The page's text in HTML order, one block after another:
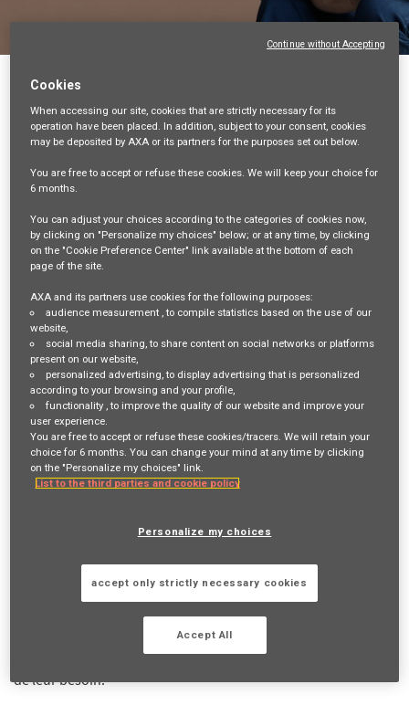
Back
Mandataire d’Assurance (F/H) - Indépendant -
Dpt 04
04-ALPES-DE-HAUTE-PROVENCE, FR, 99999
35446
Get future jobs matching this search
Login
Job Description
VOTRE RÔLE ET VOS MISSIONS
En recherche d'une activité àtemps plein
? Vous cherchez un métier d'indépendant
travailler en totaleautonomie? C'est possible avec nous !
Devenir Mandataire d'Assurance, c'est contribuer chaque jour
" en mettant en contact des
réseauavec des experts AXA en fonction
de leur besoin.
Cookies
When accessing our site, cookies that are strictly necessary for its
operation have been placed. In addition, subject to your consent, cookies
may be deposited by AXA or its partners for the purposes set out below.
You are freeto accept or refusethese cookies. We will keep your choice for
6 months
You can adjust your choices according to the categories of cookies now,
by clicking on "Personalize my choices" below; or at any time, by clicking
on the "Cookie Preference Center" link available at the bottom of each
page of the site.
AXA and its partners use cookies for the following purposes:
audience measurement , to compile statistics based on the use of our
website,
social media sharing , to share content on social networks or platforms
present on our website,
personalized advertising , to display advertising that is personalized
according to your browsing and your profile,
functionality , to improve the quality of our website and improve your
user experience.
You are free to accept or refuse these cookies/tracers. We will retain your
choice for 6 months. You can change your mind at any time by clicking
on the "Personalize my choices" link.
List to the third parties and cookie policy
Personalize my choices
accept only strictly necessary cookies
Accept All
Continue without Accepting